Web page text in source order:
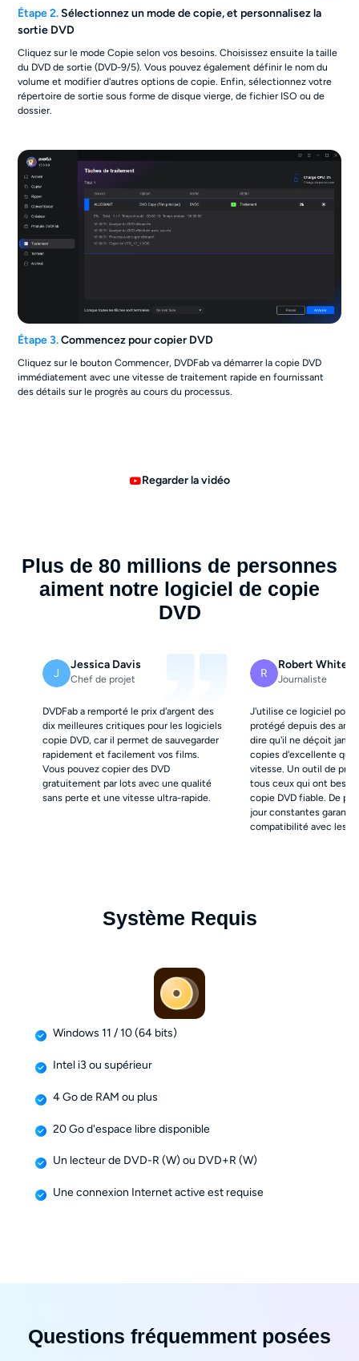
Étape 2.Sélectionnez un mode de copie, et personnalisez la
sortie DVD
Cliquez sur le mode Copie selon vos besoins. Choisissez ensuite la taille
du DVD de sortie (DVD-9/5). Vous pouvez également définir le nom du
volume et modifier d'autres options de copie. Enfin, sélectionnez votre
répertoire de sortie sous forme de disque vierge, de fichier ISO ou de
dossier.
Étape 3.Commencez pour copier DVD
Cliquez sur le bouton Commencer, DVDFab va démarrer la copie DVD
immédiatement avec une vitesse de traitement rapide en fournissant
des détails sur le progrès au cours du processus.
Regarder la vidéo
Plus de 80 millions de personnes
aiment notre logiciel de copie
DVD
J
Jessica Davis
Chef de projet
DVDFab a remporté le prix d'argent des
dix meilleures critiques pour les logiciels
copie DVD, car il permet de sauvegarder
rapidement et facilement vos films.
Vous pouvez copier des DVD
gratuitement par lots avec une qualité
sans perte et une vitesse ultra-rapide.
R
Robert White
Journaliste
J'utilise ce logiciel pour
protégé depuis des
dire qu'il ne déçoit
copies d'excellente
vitesse. Un outil de
tous ceux qui ont
copie DVD fiable. De
jour constantes
compatibilité avec les
Système Requis
Windows 11 / 10 (64 bits)
Intel i3 ou supérieur
4 Go de RAM ou plus
20 Go d'espace libre disponible
Un lecteur de DVD-R (W) ou DVD+R (W)
Une connexion Internet active est requise
Questions fréquemment posées